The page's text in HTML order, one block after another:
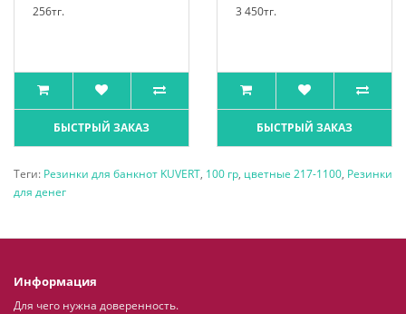
256тг.
БЫСТРЫЙ ЗАКАЗ
3 450тг.
БЫСТРЫЙ ЗАКАЗ
Теги: Резинки для банкнот KUVERT, 100 гр, цветные 217-1100, Резинки
для денег
Информация
Для чего нужна доверенность.